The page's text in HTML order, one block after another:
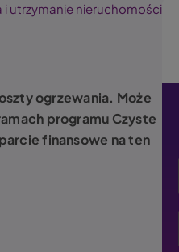
i utrzymanie nieruchomości
ogrzewania. Może
programu Czyste
finansowe na ten